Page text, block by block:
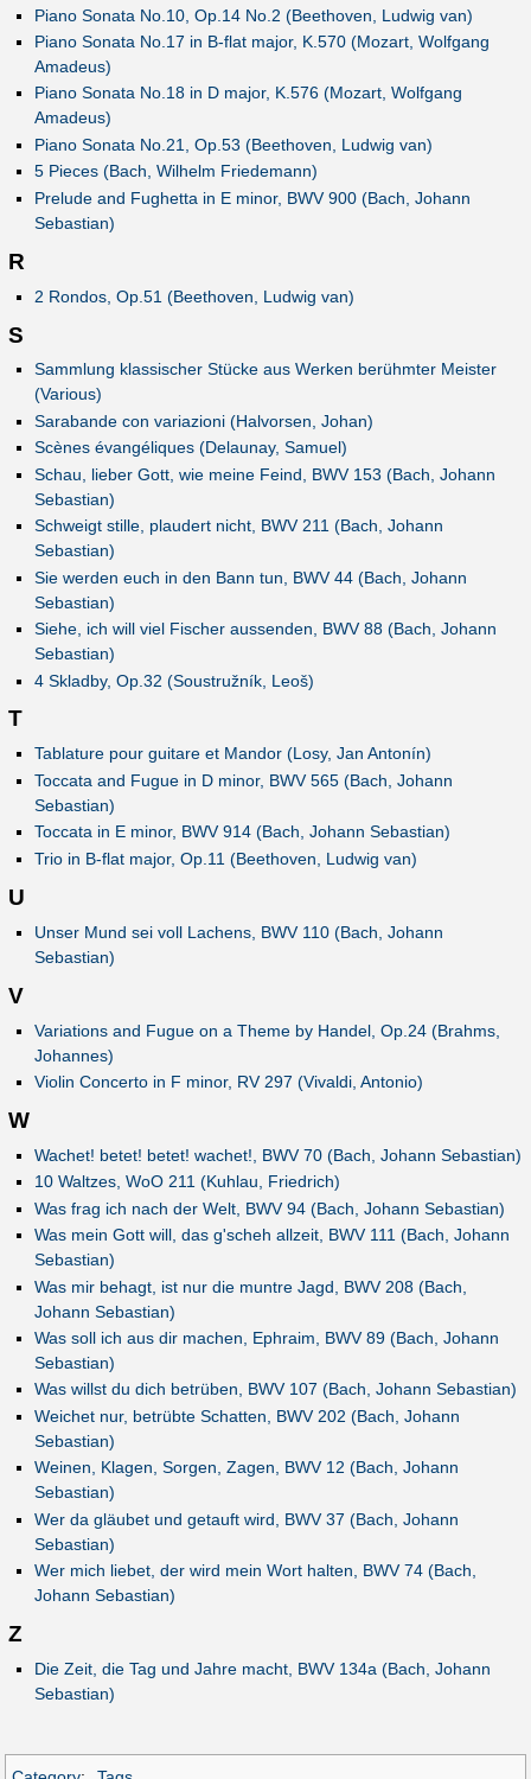
Piano Sonata No.10, Op.14 No.2 (Beethoven, Ludwig van)
Piano Sonata No.17 in B-flat major, K.570 (Mozart, Wolfgang
Amadeus)
Piano Sonata No.18 in D major, K.576 (Mozart, Wolfgang
Amadeus)
Piano Sonata No.21, Op.53 (Beethoven, Ludwig van)
5 Pieces (Bach, Wilhelm Friedemann)
Prelude and Fughetta in E minor, BWV 900 (Bach, Johann
Sebastian)
R
2 Rondos, Op.51 (Beethoven, Ludwig van)
S
Sammlung klassischer Stücke aus Werken berühmter Meister
(Various)
Sarabande con variazioni (Halvorsen, Johan)
Scènes évangéliques (Delaunay, Samuel)
Schau, lieber Gott, wie meine Feind, BWV 153 (Bach, Johann
Sebastian)
Schweigt stille, plaudert nicht, BWV 211 (Bach, Johann
Sebastian)
Sie werden euch in den Bann tun, BWV 44 (Bach, Johann
Sebastian)
Siehe, ich will viel Fischer aussenden, BWV 88 (Bach, Johann
Sebastian)
4 Skladby, Op.32 (Soustružník, Leoš)
T
Tablature pour guitare et Mandor (Losy, Jan Antonín)
Toccata and Fugue in D minor, BWV 565 (Bach, Johann
Sebastian)
Toccata in E minor, BWV 914 (Bach, Johann Sebastian)
Trio in B-flat major, Op.11 (Beethoven, Ludwig van)
U
Unser Mund sei voll Lachens, BWV 110 (Bach, Johann
Sebastian)
V
Variations and Fugue on a Theme by Handel, Op.24 (Brahms,
Johannes)
Violin Concerto in F minor, RV 297 (Vivaldi, Antonio)
W
Wachet! betet! betet! wachet!, BWV 70 (Bach, Johann Sebastian)
10 Waltzes, WoO 211 (Kuhlau, Friedrich)
Was frag ich nach der Welt, BWV 94 (Bach, Johann Sebastian)
Was mein Gott will, das g'scheh allzeit, BWV 111 (Bach, Johann
Sebastian)
Was mir behagt, ist nur die muntre Jagd, BWV 208 (Bach,
Johann Sebastian)
Was soll ich aus dir machen, Ephraim, BWV 89 (Bach, Johann
Sebastian)
Was willst du dich betrüben, BWV 107 (Bach, Johann Sebastian)
Weichet nur, betrübte Schatten, BWV 202 (Bach, Johann
Sebastian)
Weinen, Klagen, Sorgen, Zagen, BWV 12 (Bach, Johann
Sebastian)
Wer da gläubet und getauft wird, BWV 37 (Bach, Johann
Sebastian)
Wer mich liebet, der wird mein Wort halten, BWV 74 (Bach,
Johann Sebastian)
Z
Die Zeit, die Tag und Jahre macht, BWV 134a (Bach, Johann
Sebastian)